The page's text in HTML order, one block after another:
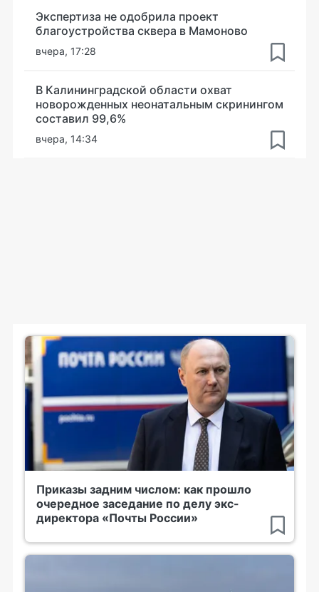
Экспертиза не одобрила проект
благоустройства сквера в Мамоново
вчера, 17:28
В Калининградской области охват
новорожденных неонатальным скринингом
составил 99,6%
вчера, 14:34
Приказы задним числом: как прошло
очередное заседание по делу экс-
директора «Почты России»